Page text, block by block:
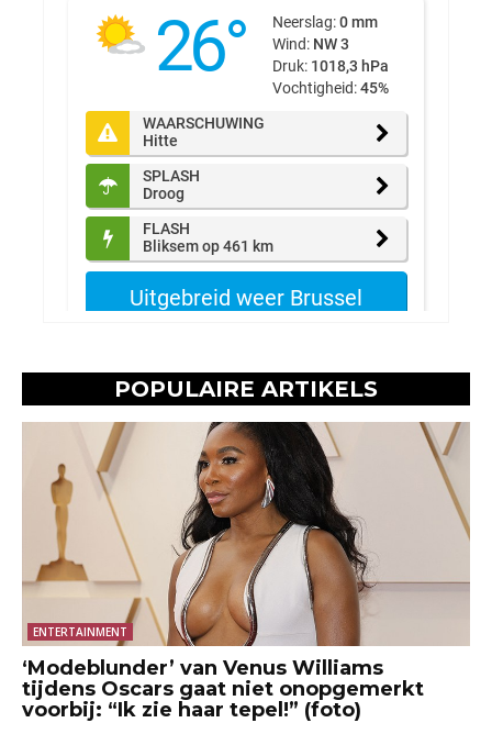
POPULAIRE ARTIKELS
ENTERTAINMENT
‘Modeblunder’ van Venus Williams
tijdens Oscars gaat niet onopgemerkt
voorbij: “Ik zie haar tepel!” (foto)